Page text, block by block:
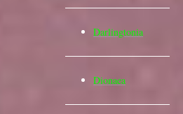
Darlingtonia
Dionaea